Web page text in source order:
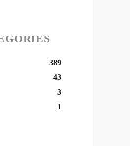
389
43
3
1